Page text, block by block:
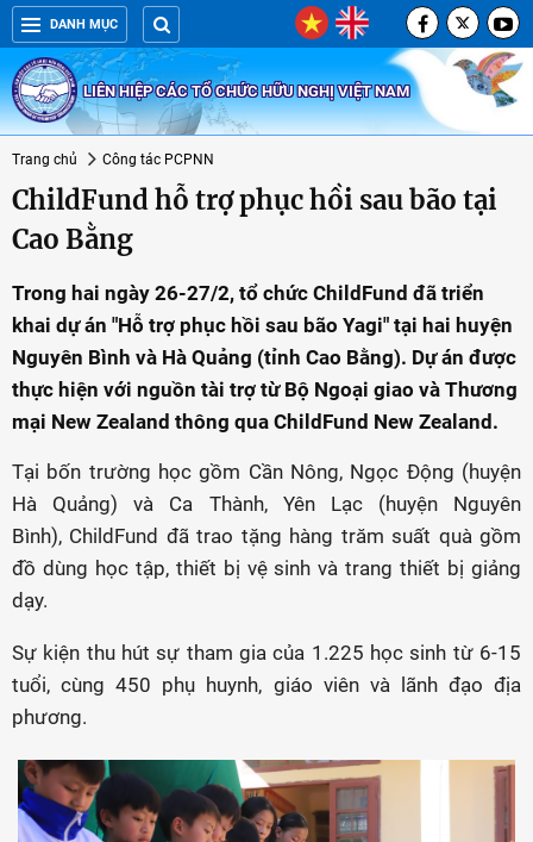
DANH MỤC
LIÊN HIỆP CÁC TỔ CHỨC HỮU NGHỊ VIỆT NAM
Trang chủ Công tác PCPNN
ChildFund hỗ trợ phục hồi sau bão tại
Cao Bằng
Trong hai ngày 26-27/2, tổ chức ChildFund đã triển
khai dự án "Hỗ trợ phục hồi sau bão Yagi" tại hai huyện
Nguyên Bình và Hà Quảng (tỉnh Cao Bằng). Dự án được
thực hiện với nguồn tài trợ từ Bộ Ngoại giao và Thương
mại New Zealand thông qua ChildFund New Zealand.
Tại bốn trường học gồm Cần Nông, Ngọc Động (huyện
Hà Quảng) và Ca Thành, Yên Lạc (huyện Nguyên
Bình), ChildFund đã trao tặng hàng trăm suất quà gồm
đồ dùng học tập, thiết bị vệ sinh và trang thiết bị giảng
dạy.
Sự kiện thu hút sự tham gia của 1.225 học sinh từ 6-15
tuổi, cùng 450 phụ huynh, giáo viên và lãnh đạo địa
phương.